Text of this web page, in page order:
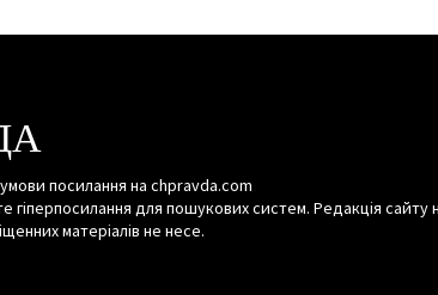
посилання на chpravda.com
гіперпосилання для пошукових систем. Редакція
матеріалів не несе.